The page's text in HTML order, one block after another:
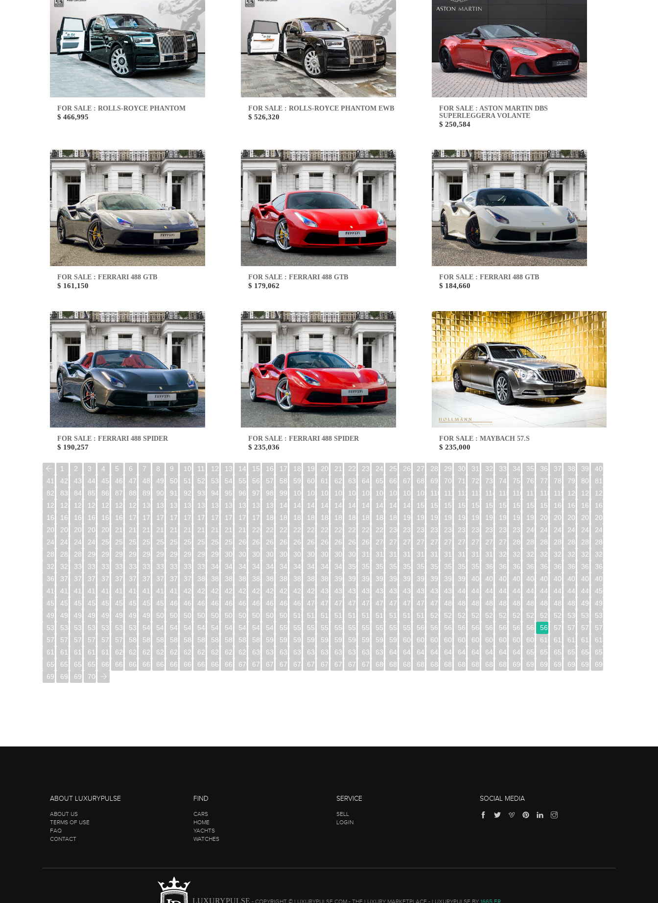
FOR SALE : ROLLS-ROYCE PHANTOM
$ 466,995
FOR SALE : ROLLS-ROYCE PHANTOM EWB
$ 526,320
FOR SALE : ASTON MARTIN DBS
SUPERLEGGERA VOLANTE
$ 250,584
FOR SALE : FERRARI 488 GTB
$ 161,150
FOR SALE : FERRARI 488 GTB
$ 179,062
FOR SALE : FERRARI 488 GTB
$ 184,660
FOR SALE : FERRARI 488 SPIDER
$ 190,257
FOR SALE : FERRARI 488 SPIDER
$ 235,036
FOR SALE : MAYBACH 57.S
$ 235,000
1 2 3 4 5 6 7 8 9 10 11 12 13 14 15 16 17 18 19 20 21 22 23 24 25 26 27 28 29 30 31 32 33 34 35 36 37 38 39
40
41
42 43 44 45 46 47 48 49 50 51 52 53 54 55 56 57 58 59 60 61 62 63 64 65 66 67 68 69 70 71 72 73 74 75 76 77 78 79 80
81
82
83 84 85 86 87 88 89 90 91 92 93 94 95 96 97 98 99 100 101 102 103 104 105 106 107 108 109 110 111 112 113 114 115 116 117 118 119 120 121
122
123
124 125 126 127 128 129 130 131 132 133 134 135 136 137 138 139 140 141 142 143 144 145 146 147 148 149 150 151 152 153 154 155 156 157 158 159 160 161 162
163
164
165 166 167 168 169 170 171 172 173 174 175 176 177 178 179 180 181 182 183 184 185 186 187 188 189 190 191 192 193 194 195 196 197 198 199 200 201 202 203
204
205
206 207 208 209 210 211 212 213 214 215 216 217 218 219 220 221 222 223 224 225 226 227 228 229 230 231 232 233 234 235 236 237 238 239 240 241 242 243 244
245
246
247 248 249 250 251 252 253 254 255 256 257 258 259 260 261 262 263 264 265 266 267 268 269 270 271 272 273 274 275 276 277 278 279 280 281 282 283 284 285
286
287
288 289 290 291 292 293 294 295 296 297 298 299 300 301 302 303 304 305 306 307 308 309 310 311 312 313 314 315 316 317 318 319 320 321 322 323 324 325 326
327
328
329 330 331 332 333 334 335 336 337 338 339 340 341 342 343 344 345 346 347 348 349 350 351 352 353 354 355 356 357 358 359 360 361 362 363 364 365 366 367
368
369
370 371 372 373 374 375 376 377 378 379 380 381 382 383 384 385 386 387 388 389 390 391 392 393 394 395 396 397 398 399 400 401 402 403 404 405 406 407 408
409
410
411 412 413 414 415 416 417 418 419 420 421 422 423 424 425 426 427 428 429 430 431 432 433 434 435 436 437 438 439 440 441 442 443 444 445 446 447 448 449
450
451
452 453 454 455 456 457 458 459 460 461 462 463 464 465 466 467 468 469 470 471 472 473 474 475 476 477 478 479 480 481 482 483 484 485 486 487 488 489 490
491
492
493 494 495 496 497 498 499 500 501 502 503 504 505 506 507 508 509 510 511 512 513 514 515 516 517 518 519 520 521 522 523 524 525 526 527 528 529 530 531
532
533
534 535 536 537 538 539 540 541 542 543 544 545 546 547 548 549 550 551 552 553 554 555 556 557 558 559 560 561 562 563 564 565 566 567 568 569 570 571 572
573
574
575 576 577 578 579 580 581 582 583 584 585 586 587 588 589 590 591 592 593 594 595 596 597 598 599 600 601 602 603 604 605 606 607 608 609 610 611 612 613
614
615
616 617 618 619 620 621 622 623 624 625 626 627 628 629 630 631 632 633 634 635 636 637 638 639 640 641 642 643 644 645 646 647 648 649 650 651 652 653 654
655
656
657 658 659 660 661 662 663 664 665 666 667 668 669 670 671 672 673 674 675 676 677 678 679 680 681 682 683 684 685 686 687 688 689 690 691 692 693 694 695
696
697
698 699 700
ABOUT LUXURYPULSE
ABOUT US
TERMS OF USE
FAQ
CONTACT
FIND
CARS
HOME
YACHTS
WATCHES
SERVICE
SELL
LOGIN
SOCIAL MEDIA
LUXURYPULSE